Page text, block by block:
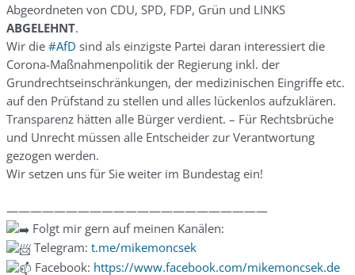
Abgeordneten von CDU, SPD, FDP, Grün und LINKS
ABGELEHNT.
Wir die #AfD sind als einzigste Partei daran interessiert die
Corona-Maßnahmenpolitik der Regierung inkl. der
Grundrechtseinschränkungen, der medizinischen Eingriffe etc.
auf den Prüfstand zu stellen und alles lückenlos aufzuklären.
Transparenz hätten alle Bürger verdient. – Für Rechtsbrüche
und Unrecht müssen alle Entscheider zur Verantwortung
gezogen werden.
Wir setzen uns für Sie weiter im Bundestag ein!
——————————————————————
Folgt mir gern auf meinen Kanälen:
Telegram: t.me/mikemoncsek
Facebook: https://www.facebook.com/mikemoncsek.de